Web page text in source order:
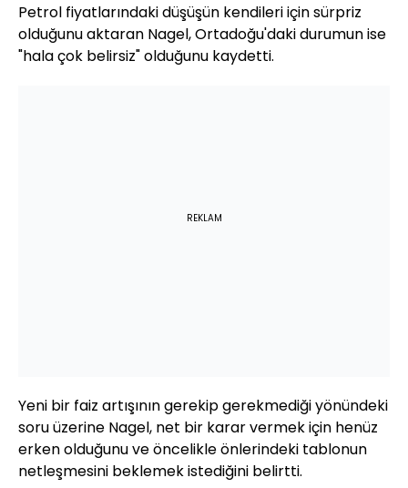
Petrol fiyatlarındaki düşüşün kendileri için sürpriz
olduğunu aktaran Nagel, Ortadoğu'daki durumun ise
"hala çok belirsiz" olduğunu kaydetti.
REKLAM
Yeni bir faiz artışının gerekip gerekmediği yönündeki
soru üzerine Nagel, net bir karar vermek için henüz
erken olduğunu ve öncelikle önlerindeki tablonun
netleşmesini beklemek istediğini belirtti.